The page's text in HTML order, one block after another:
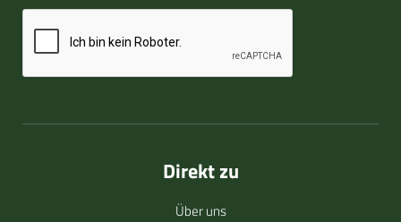
Direkt zu
Über uns